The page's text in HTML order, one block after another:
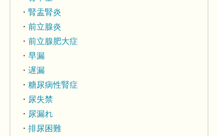
腎盂腎炎
前立腺炎
前立腺肥大症
早漏
遅漏
糖尿病性腎症
尿失禁
尿漏れ
排尿困難